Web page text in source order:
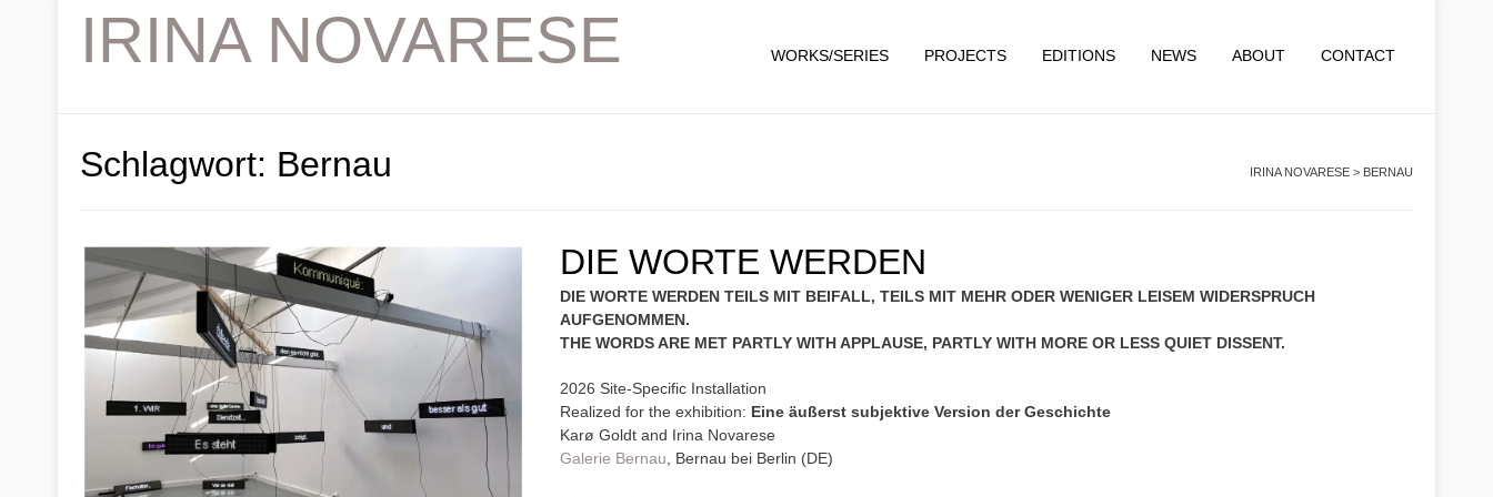
IRINA NOVARESE WORKS/SERIES PROJECTS EDITIONS NEWS ABOUT CONTACT
Schlagwort: Bernau IRINA NOVARESE > BERNAU
DIE WORTE WERDEN
DIE WORTE WERDEN TEILS MIT BEIFALL, TEILS MIT MEHR ODER WENIGER LEISEM WIDERSPRUCH
AUFGENOMMEN.
THE WORDS ARE MET PARTLY WITH APPLAUSE, PARTLY WITH MORE OR LESS QUIET DISSENT.
2026 Site-Specific Installation
Realized for the exhibition: Eine äußerst subjektive Version der Geschichte
Karø Goldt and Irina Novarese
Galerie Bernau , Bernau bei Berlin (DE)